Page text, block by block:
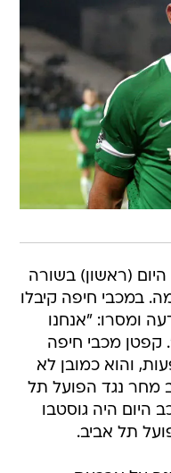
היום (ראשון) בשורה
במכבי חיפה קיבלו
ומסרו: "אנחנו
קפטן מכבי חיפה
שעבר 400 הופעות, והוא כמובן לא
מחר נגד הפועל תל
היום היה גוסטבו
תל אביב.